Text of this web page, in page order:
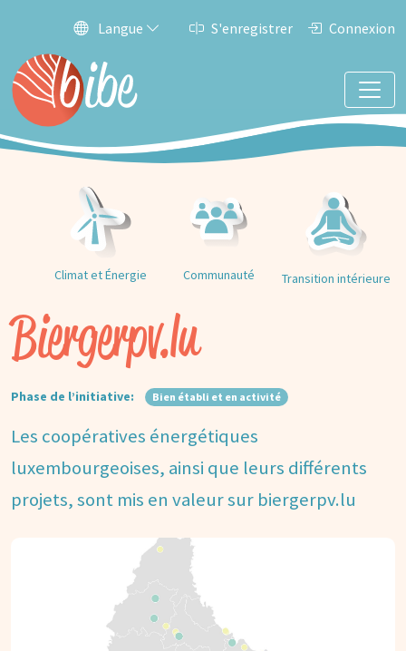
Langue S'enregistrer Connexion
Climat et Énergie Communauté Transition intérieure
Biergerpv.lu
Phase de l’initiative: Bien établi et en activité
Les coopératives énergétiques
luxembourgeoises, ainsi que leurs différents
projets, sont mis en valeur sur biergerpv.lu